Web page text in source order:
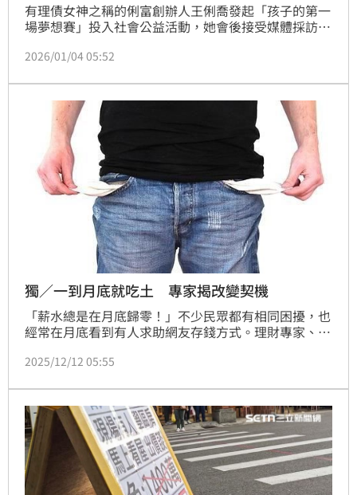
有理債女神之稱的俐富創辦人王俐喬發起「孩子的第一
場夢想賽」投入社會公益活動，她會後接受媒體採訪指
已經略有彈性放寬，自住且自備款足夠的購屋族，房貸
2026/01/04 05:52
獨／一到月底就吃土 專家揭改變契機
「薪水總是在月底歸零！」不少民眾都有相同困擾，也
經常在月底看到有人求助網友存錢方式。理財專家、俐
自身財務狀況，甚至賺越多、漏越快，想存第一桶金，
2025/12/12 05:55